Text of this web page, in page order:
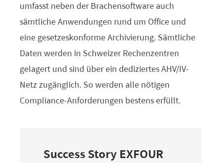
umfasst neben der Brachensoftware auch
sämtliche Anwendungen rund um Office und
eine gesetzeskonforme Archivierung. Sämtliche
Daten werden in Schweizer Rechenzentren
gelagert und sind über ein dediziertes AHV/IV-
Netz zugänglich. So werden alle nötigen
Compliance-Anforderungen bestens erfüllt.
Success Story EXFOUR